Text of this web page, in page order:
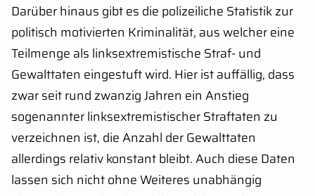
Darüber hinaus gibt es die polizeiliche Statistik zur
politisch motivierten Kriminalität, aus welcher eine
Teilmenge als linksextremistische Straf- und
Gewalttaten eingestuft wird. Hier ist auffällig, dass
zwar seit rund zwanzig Jahren ein Anstieg
sogenannter linksextremistischer Straftaten zu
verzeichnen ist, die Anzahl der Gewalttaten
allerdings relativ konstant bleibt. Auch diese Daten
lassen sich nicht ohne Weiteres unabhängig